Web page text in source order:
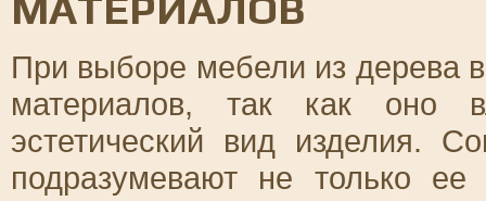
При выборе мебели из дерева
материалов, так как оно
эстетический вид изделия.
подразумевают не только ее